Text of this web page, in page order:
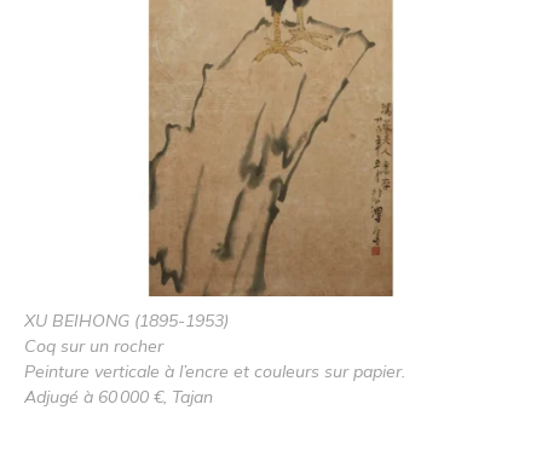
XU BEIHONG (1895-1953)
Coq sur un rocher
Peinture verticale à l’encre et couleurs sur papier.
Adjugé à 60 000 €, Tajan